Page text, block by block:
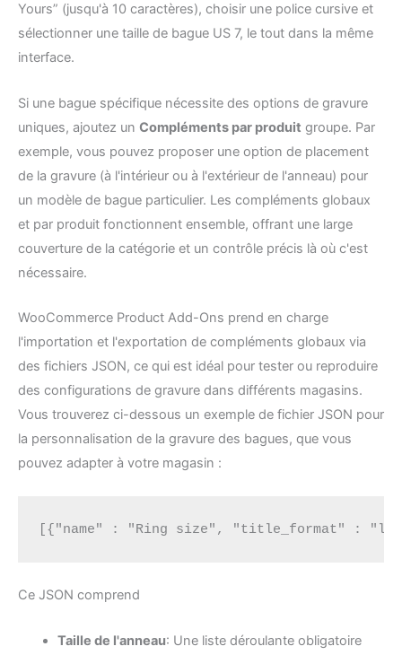
Yours” (jusqu'à 10 caractères), choisir une police cursive et
sélectionner une taille de bague US 7, le tout dans la même
interface.
Si une bague spécifique nécessite des options de gravure
uniques, ajoutez un Compléments par produit groupe. Par
exemple, vous pouvez proposer une option de placement
de la gravure (à l'intérieur ou à l'extérieur de l'anneau) pour
un modèle de bague particulier. Les compléments globaux
et par produit fonctionnent ensemble, offrant une large
couverture de la catégorie et un contrôle précis là où c'est
nécessaire.
WooCommerce Product Add-Ons prend en charge
l'importation et l'exportation de compléments globaux via
des fichiers JSON, ce qui est idéal pour tester ou reproduire
des configurations de gravure dans différents magasins.
Vous trouverez ci-dessous un exemple de fichier JSON pour
la personnalisation de la gravure des bagues, que vous
pouvez adapter à votre magasin :
[{"name" : "Ring size", "title_format" :
Ce JSON comprend
Taille de l'anneau: Une liste déroulante obligatoire